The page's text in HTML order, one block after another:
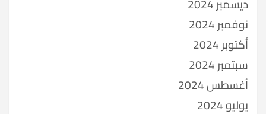
نوفمبر 2024
أكتوبر 2024
سبتمبر 2024
أغسطس 2024
يوليو 2024